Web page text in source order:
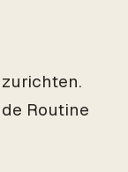
Routine